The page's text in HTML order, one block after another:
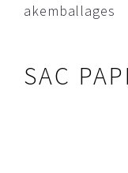
akemballages
SAC